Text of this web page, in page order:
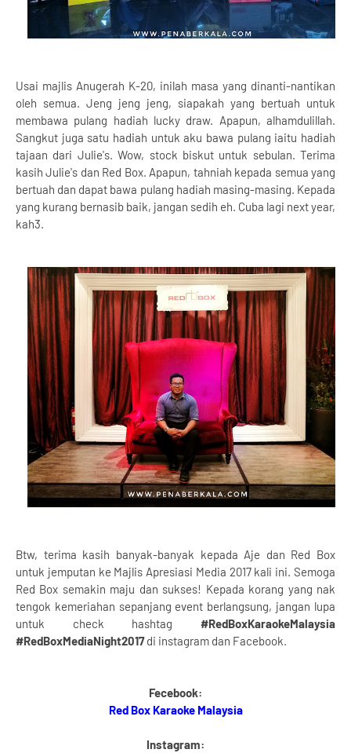
Usai majlis Anugerah K-20, inilah masa yang dinanti-nantikan
oleh semua. Jeng jeng jeng, siapakah yang bertuah untuk
membawa pulang hadiah lucky draw. Apapun, alhamdulillah.
Sangkut juga satu hadiah untuk aku bawa pulang iaitu hadiah
tajaan dari Julie's. Wow, stock biskut untuk sebulan. Terima
kasih Julie's dan Red Box. Apapun, tahniah kepada semua yang
bertuah dan dapat bawa pulang hadiah masing-masing. Kepada
yang kurang bernasib baik, jangan sedih eh. Cuba lagi next year,
kah3.
Btw, terima kasih banyak-banyak kepada Aje dan Red Box
untuk jemputan ke Majlis Apresiasi Media 2017 kali ini. Semoga
Red Box semakin maju dan sukses! Kepada korang yang nak
tengok kemeriahan sepanjang event berlangsung, jangan lupa
untuk check hashtag #RedBoxKaraokeMalaysia
#RedBoxMediaNight2017di instagram dan Facebook.
Fecebook:
Red Box Karaoke Malaysia
Instagram: